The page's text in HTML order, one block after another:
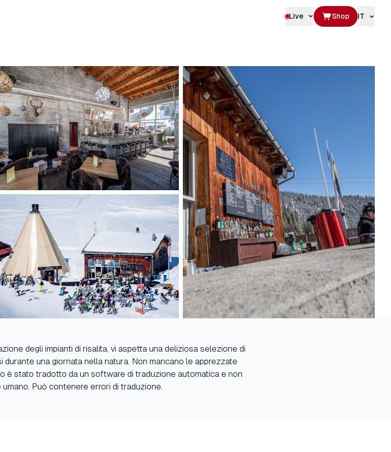
Live Shop IT
degli impianti di risalita, vi aspetta una deliziosa selezione di
una giornata nella natura. Non mancano le apprezzate
è stato tradotto da un software di traduzione automatica e non
Può contenere errori di traduzione.